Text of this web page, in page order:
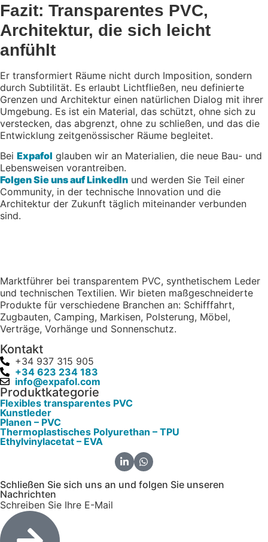
Fazit: Transparentes PVC,
Architektur, die sich leicht
anfühlt
Er transformiert Räume nicht durch Imposition, sondern
durch Subtilität. Es erlaubt Lichtfließen, neu definierte
Grenzen und Architektur einen natürlichen Dialog mit ihrer
Umgebung. Es ist ein Material, das schützt, ohne sich zu
verstecken, das abgrenzt, ohne zu schließen, und das die
Entwicklung zeitgenössischer Räume begleitet.
Bei Expafol glauben wir an Materialien, die neue Bau- und
Lebensweisen vorantreiben.
Folgen Sie uns auf LinkedIn und werden Sie Teil einer
Community, in der technische Innovation und die
Architektur der Zukunft täglich miteinander verbunden
sind.
Marktführer bei transparentem PVC, synthetischem Leder
und technischen Textilien. Wir bieten maßgeschneiderte
Produkte für verschiedene Branchen an: Schifffahrt,
Zugbauten, Camping, Markisen, Polsterung, Möbel,
Verträge, Vorhänge und Sonnenschutz.
Kontakt
+34 937 315 905
+34 623 234 183
info@expafol.com
Produktkategorie
Flexibles transparentes PVC
Kunstleder
Planen – PVC
Thermoplastisches Polyurethan – TPU
Ethylvinylacetat – EVA
Schließen Sie sich uns an und folgen Sie unseren
Nachrichten
Schreiben Sie Ihre E-Mail